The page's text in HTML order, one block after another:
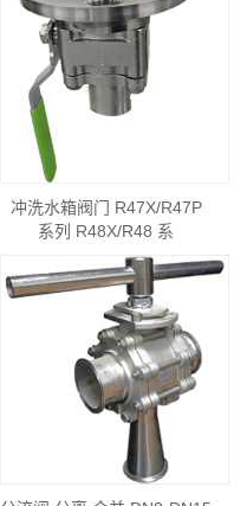
冲洗水箱阀门 R47X/R47P
系列 R48X/R48 系